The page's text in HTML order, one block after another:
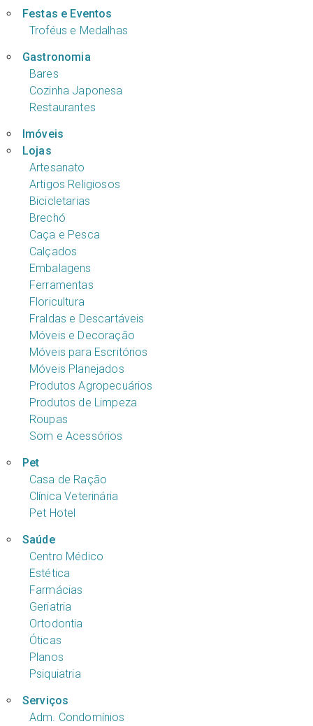
Festas e Eventos
Troféus e Medalhas
Gastronomia
Bares
Cozinha Japonesa
Restaurantes
Imóveis
Lojas
Artesanato
Artigos Religiosos
Bicicletarias
Brechó
Caça e Pesca
Calçados
Embalagens
Ferramentas
Floricultura
Fraldas e Descartáveis
Móveis e Decoração
Móveis para Escritórios
Móveis Planejados
Produtos Agropecuários
Produtos de Limpeza
Roupas
Som e Acessórios
Pet
Casa de Ração
Clínica Veterinária
Pet Hotel
Saúde
Centro Médico
Estética
Farmácias
Geriatria
Ortodontia
Óticas
Planos
Psiquiatria
Serviços
Adm. Condomínios